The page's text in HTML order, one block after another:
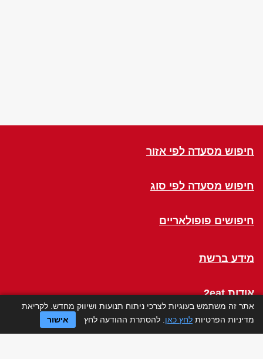
חיפוש מסעדה לפי אזור
חיפוש מסעדה לפי סוג
חיפושים פופולאריים
מידע ברשת
אודות 2eat
Click a Table
אתר זה משתמש בעוגיות לצרכי ניתוח תנועות ושיווק מחדש. לקריאת
מדיניות הפרטיות לחץ כאן . להסתרת ההודעה לחץ אישור